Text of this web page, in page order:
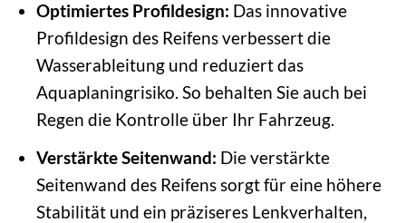
Optimiertes Profildesign: Das innovative
Profildesign des Reifens verbessert die
Wasserableitung und reduziert das
Aquaplaningrisiko. So behalten Sie auch bei
Regen die Kontrolle über Ihr Fahrzeug.
Verstärkte Seitenwand: Die verstärkte
Seitenwand des Reifens sorgt für eine höhere
Stabilität und ein präziseres Lenkverhalten,